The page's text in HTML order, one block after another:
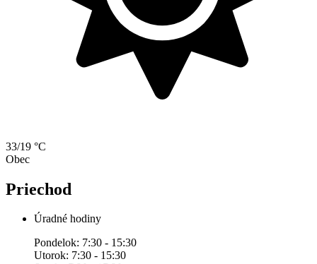
33/19 °C
Obec
Priechod
Úradné hodiny
Pondelok: 7:30 - 15:30
Utorok: 7:30 - 15:30